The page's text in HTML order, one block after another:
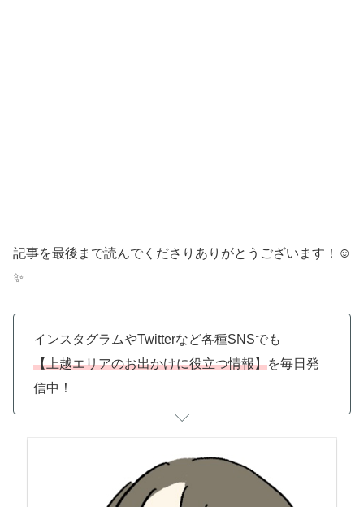
記事を最後まで読んでくださりありがとうございます！☺️
✨️
インスタグラムやTwitterなど各種SNSでも
【上越エリアのお出かけに役立つ情報】を毎日発
信中！